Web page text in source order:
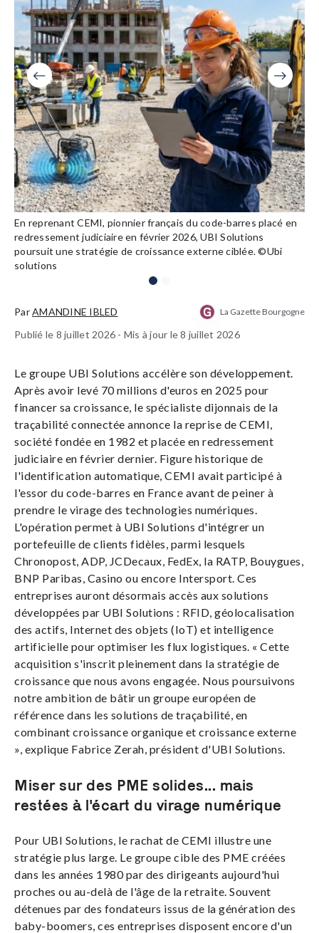
En reprenant CEMI, pionnier français du code-barres placé en
redressement judiciaire en février 2026, UBI Solutions
poursuit une stratégie de croissance externe ciblée. ©Ubi
solutions
Précéden Suivant
ParAMANDINE IBLED La Gazette Bourgogne
Publié le 8 juillet 2026 - Mis à jour le 8 juillet 2026
Le groupe UBI Solutions accélère son développement.
Après avoir levé 70 millions d'euros en 2025 pour
financer sa croissance, le spécialiste dijonnais de la
traçabilité connectée annonce la reprise de CEMI,
société fondée en 1982 et placée en redressement
judiciaire en février dernier. Figure historique de
l'identification automatique, CEMI avait participé à
l'essor du code-barres en France avant de peiner à
prendre le virage des technologies numériques.
L'opération permet à UBI Solutions d'intégrer un
portefeuille de clients fidèles, parmi lesquels
Chronopost, ADP, JCDecaux, FedEx, la RATP, Bouygues,
BNP Paribas, Casino ou encore Intersport. Ces
entreprises auront désormais accès aux solutions
développées par UBI Solutions : RFID, géolocalisation
des actifs, Internet des objets (IoT) et intelligence
artificielle pour optimiser les flux logistiques. « Cette
acquisition s'inscrit pleinement dans la stratégie de
croissance que nous avons engagée. Nous poursuivons
notre ambition de bâtir un groupe européen de
référence dans les solutions de traçabilité, en
combinant croissance organique et croissance externe
», explique Fabrice Zerah, président d'UBI Solutions.
Miser sur des PME solides... mais
restées à l'écart du virage numérique
Pour UBI Solutions, le rachat de CEMI illustre une
stratégie plus large. Le groupe cible des PME créées
dans les années 1980 par des dirigeants aujourd'hui
proches ou au-delà de l'âge de la retraite. Souvent
détenues par des fondateurs issus de la génération des
baby-boomers, ces entreprises disposent encore d'un